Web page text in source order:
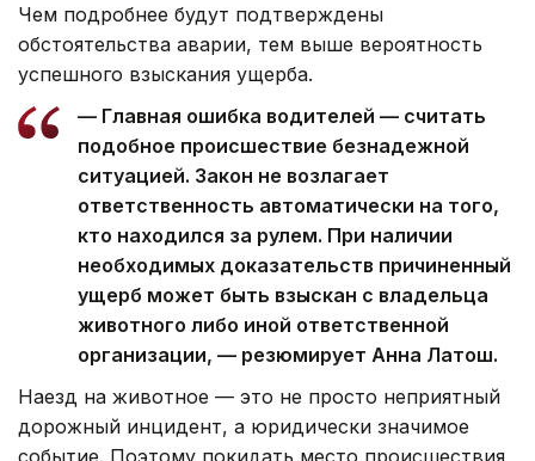
Чем подробнее будут подтверждены
обстоятельства аварии, тем выше вероятность
успешного взыскания ущерба.
— Главная ошибка водителей — считать
подобное происшествие безнадежной
ситуацией. Закон не возлагает
ответственность автоматически на того,
кто находился за рулем. При наличии
необходимых доказательств причиненный
ущерб может быть взыскан с владельца
животного либо иной ответственной
организации, — резюмирует Анна Латош.
Наезд на животное — это не просто неприятный
дорожный инцидент, а юридически значимое
событие. Поэтому покидать место происшествия